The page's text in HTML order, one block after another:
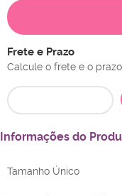
Frete e Prazo
Calcule o frete e o
Informações do
Tamanho Único